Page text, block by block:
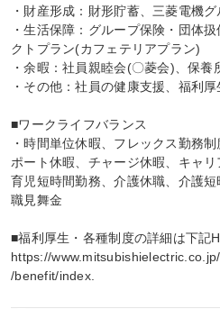
・財産形成：財形貯蓄、三菱電機
・生活保障：グループ保険・団体
クトプラン(カフェテリアプラン)
・余暇：社員親睦会(〇菱会)、保養
・その他：社員の健康支援、福利
■ワークライフバランス
・時間単位休暇、フレックス勤務
ポート休暇、チャージ休暇、キャリ
育児短時間勤務、介護休職、介護
職見舞金
■福利厚生・各種制度の詳細は下記
https://
/benefit/index.